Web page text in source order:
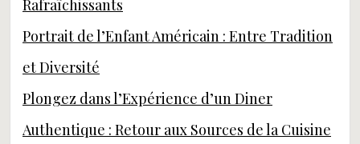
Rafraîchissants
Portrait de l’Enfant Américain : Entre Tradition
et Diversité
Plongez dans l’Expérience d’un Diner
Authentique : Retour aux Sources de la Cuisine